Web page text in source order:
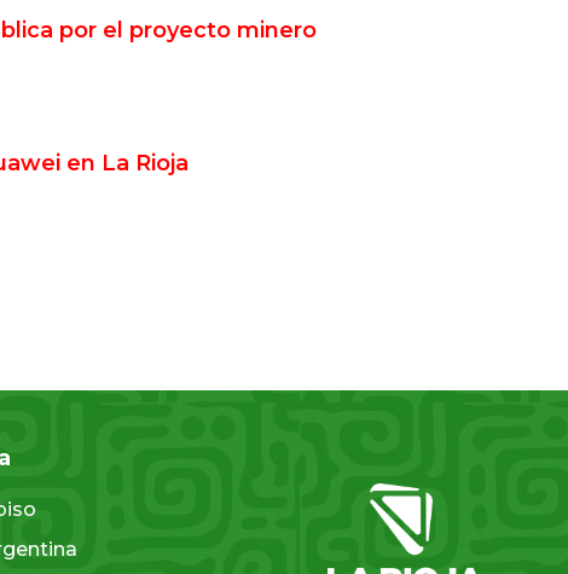
por el proyecto minero
en La Rioja